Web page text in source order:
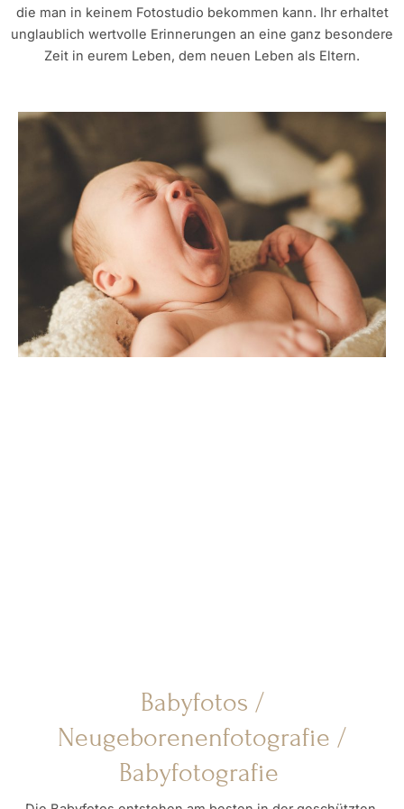
die man in keinem Fotostudio bekommen kann. Ihr erhaltet
unglaublich wertvolle Erinnerungen an eine ganz besondere
Zeit in eurem Leben, dem neuen Leben als Eltern.
Babyfotos /
Neugeborenenfotografie /
Babyfotografie